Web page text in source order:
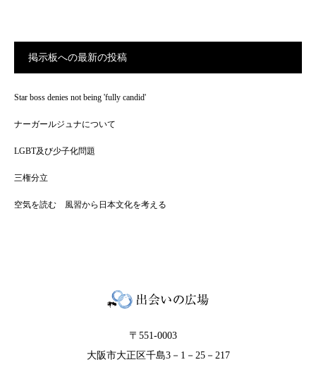
掲示板への最新の投稿
Star boss denies not being 'fully candid'
ナーガールジュナについて
LGBT及び少子化問題
三権分立
空気を読む 風習から日本文化を考える
〒551-0003
大阪市大正区千島3－1－25－217